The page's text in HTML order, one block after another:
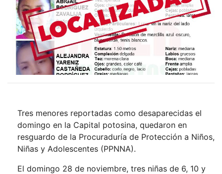
Tres menores reportadas como desaparecidas el
domingo en la Capital potosina, quedaron en
resguardo de la Procuraduría de Protección a Niños,
Niñas y Adolescentes (PPNNA).
El domingo 28 de noviembre, tres niñas de 6, 10 y